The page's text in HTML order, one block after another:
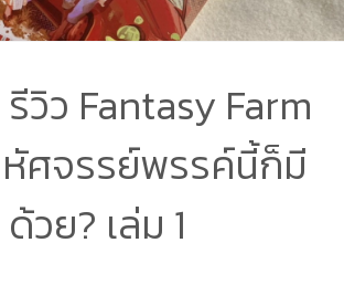
วิว Fantasy Farm
ศจรรย์พรรค์นี้ก็มี
ด้วย? เล่ม 1